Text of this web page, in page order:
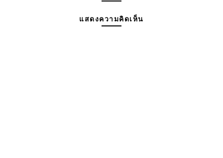
แสดงความคิดเห็น